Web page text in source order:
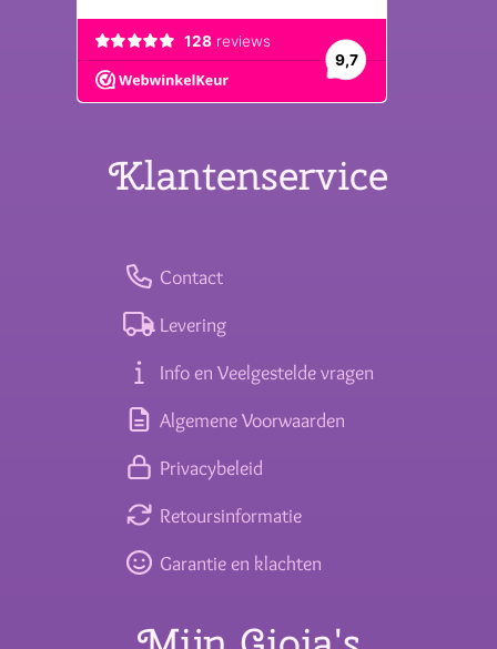
Klantenservice
Contact
Levering
Info en Veelgestelde vragen
Algemene Voorwaarden
Privacybeleid
Retoursinformatie
Garantie en klachten